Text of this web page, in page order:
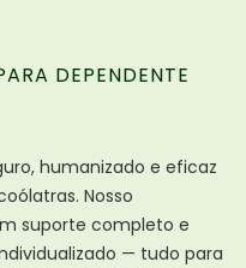
DEPENDENTE
humanizado e eficaz
Nosso
suporte completo e
— tudo para